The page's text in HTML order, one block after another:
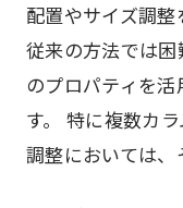
配置やサイズ調整
従来の方法では
のプロパティを
す。 特に複数カ
調整においては、